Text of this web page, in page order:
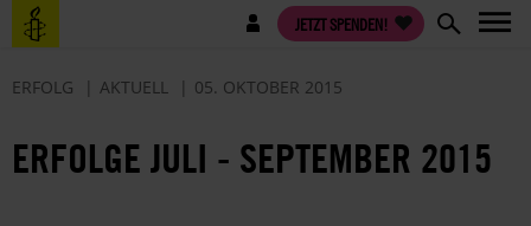
Direkt
zum
Benutzermenü JETZT SPENDEN!
ERFOLG AKTUELL 05. OKTOBER 2015
ERFOLGE JULI - SEPTEMBER 2015